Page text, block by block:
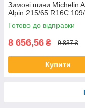
Зимові шини Michelin
Alpin 215/65 R16C
Готово до відправки
8 656,56 ₴ 9 837 ₴
Купити